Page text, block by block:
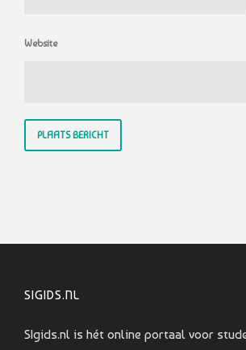
Website
SIGIDS.NL
SIgids.nl is hét online portaal voor